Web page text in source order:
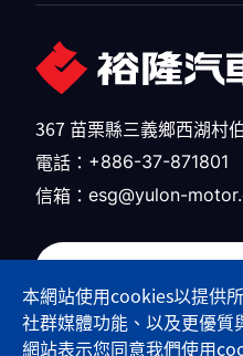
本網站使用cookies以提供
社群媒體功能、以及更優
網站表示您同意我們使用
367 苗栗縣三義鄉西湖村
電話： +886-37-871801
信箱： esg@yulon-